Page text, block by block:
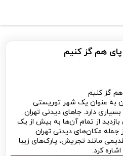
پای هم گز کنیم
هم گز کنیم
به عنوان یک شهر توریستی
دارد. جاهای دیدنی تهران
از تمام آن‌ها به بیش از یک
جمله مکان‌های دیدنی تهران
مانند تجریش، پارک‌های زیبا
کرد.